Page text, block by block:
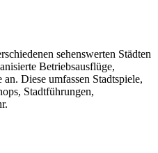
sehenswerten Städten
Betriebsausflüge,
Diese umfassen Stadtspiele,
Stadtführungen,